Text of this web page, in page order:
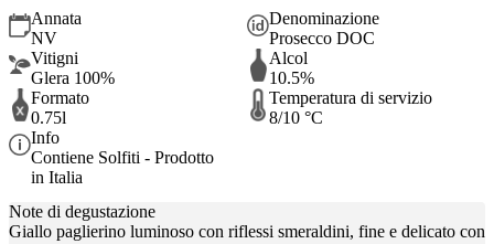
Annata
NV
Denominazione
Prosecco DOC
Vitigni
Glera 100%
Alcol
10.5%
Formato
0.75l
Temperatura di servizio
8/10 °C
Info
Contiene Solfiti - Prodotto
in Italia
Note di degustazione
Giallo paglierino luminoso con riflessi smeraldini, fine e delicato con